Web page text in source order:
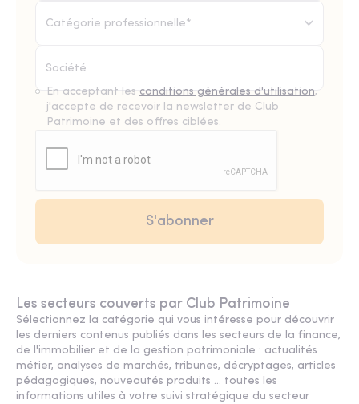
Catégorie professionnelle*
En acceptant les conditions générales d'utilisation,
j'accepte de recevoir la newsletter de Club
Patrimoine et des offres ciblées.
Les secteurs couverts par Club Patrimoine
Sélectionnez la catégorie qui vous intéresse pour découvrir
les derniers contenus publiés dans les secteurs de la finance,
de l'immobilier et de la gestion patrimoniale : actualités
métier, analyses de marchés, tribunes, décryptages, articles
pédagogiques, nouveautés produits ... toutes les
informations utiles à votre suivi stratégique du secteur